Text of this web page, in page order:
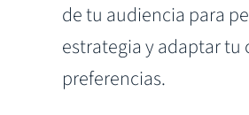
de tu audiencia para
estrategia y adaptar tu
preferencias.